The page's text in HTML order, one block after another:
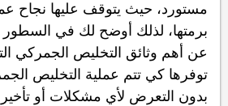
مستورد، حيث يتوقف عليها نجاح
برمتها، لذلك أوضح لك في السطور
عن أهم وثائق التخليص الجمركي
توفرها كي تتم عملية التخليص
بدون التعرض لأي مشكلات أو